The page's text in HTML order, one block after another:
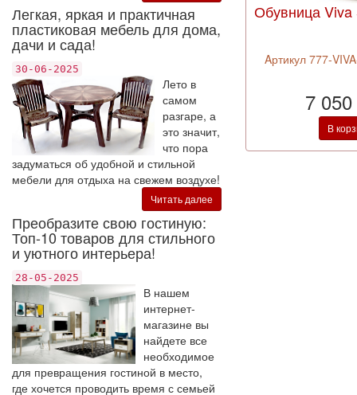
Легкая, яркая и практичная
пластиковая мебель для дома,
дачи и сада!
30-06-2025
Лето в
самом
разгаре, а
это значит,
что пора
задуматься об удобной и стильной
мебели для отдыха на свежем воздухе!
Читать далее
Преобразите свою гостиную:
Топ-10 товаров для стильного
и уютного интерьера!
28-05-2025
В нашем
интернет-
магазине вы
найдете все
необходимое
для превращения гостиной в место,
где хочется проводить время с семьей
Обувница
Aртикул 777-
7
В